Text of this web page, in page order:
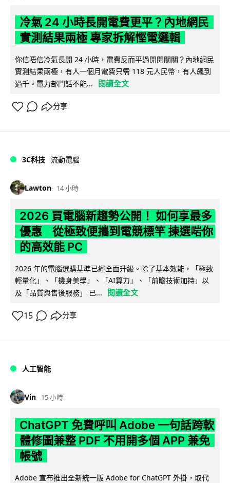
冷氣 24 小時長開電費更平？內地網民
實測結果兩極 專家拆解慳電邏輯
你信唔信冷氣長開 24 小時，電費反而平過開開關關？內地網民
實測結果兩極，有人一個月電費只需 118 元人民幣，有人飆到
過千。電力部門話不能...
閱讀全文
分享
3C科技 流動電腦
Lawton 14 小時
2026 買電腦新趨勢公開！ 如何享最多
優惠 從極致便攜到電競標竿 揀選啱你
的高效能 PC
2026 年的電腦選購基準已經全面升級。除了基本效能，「極致
輕量化」、「機身美學」、「AI算力」、「前瞻技術加持」以
及「品質與售後服務」 已...
閱讀全文
15 分享
人工智能
Vin 15 小時
ChatGPT 免費呼叫 Adobe 一句話跨軟
體修圖兼整 PDF 不用開多個 APP 兼免
帳號
Adobe 宣布推出全新統一版 Adobe for ChatGPT 外掛，取代